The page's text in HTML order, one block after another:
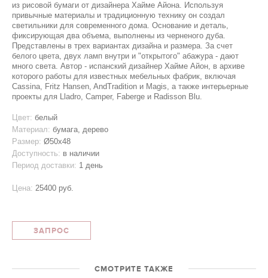
из рисовой бумаги от дизайнера Хайме Айона. Используя
привычные материалы и традиционную технику он создал
светильники для современного дома. Основание и деталь,
фиксирующая два объема, выполнены из черненого дуба.
Представлены в трех вариантах дизайна и размера. За счет
белого цвета, двух ламп внутри и "открытого" абажура - дают
много света. Автор - испанский дизайнер Хайме Айон, в архиве
которого работы для известных мебельных фабрик, включая
Cassina, Fritz Hansen, AndTradition и Magis, а также интерьерные
проекты для Lladro, Camper, Faberge и Radisson Blu.
Цвет: белый
Материал: бумага, дерево
Размер: Ø50х48
Доступность: в наличии
Период доставки: 1 день
Цена: 25400 руб.
ЗАПРОС
СМОТРИТЕ ТАКЖЕ